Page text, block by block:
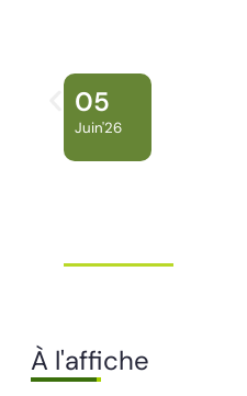
05
Juin'26
À l'affiche